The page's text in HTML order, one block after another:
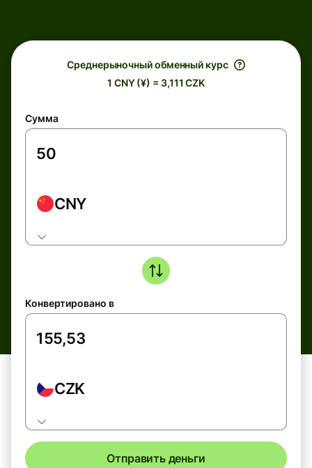
Среднерыночный обменный курс
1 CNY (¥) = 3,111 CZK
Сумма
CNY
Конвертировано в
CZK
Отправить деньги